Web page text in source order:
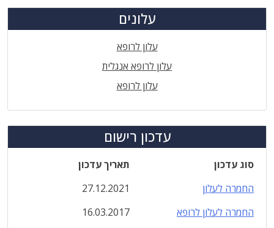
עלונים
עלון לרופא
עלון לרופא אנגלית
עלון לרופא
עדכון רישום
סוג עדכון
תאריך עדכון
החמרה לעלון
27.12.2021
החמרה לעלון לרופא
16.03.2017